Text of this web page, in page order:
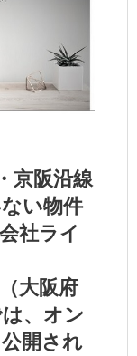
京阪沿線
い物件
社ライ
（大阪府
、 オン
開され